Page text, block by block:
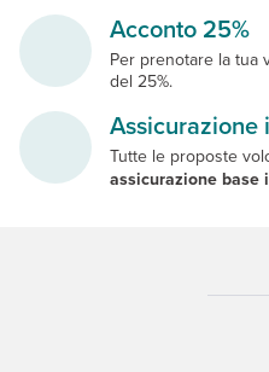
Acconto 25%
Per prenotare la tua
del 25%.
Assicurazione
Tutte le proposte
assicurazione base